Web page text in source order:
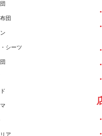
団
シーツ
ア